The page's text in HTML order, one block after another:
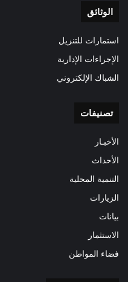
الوثائق
استمارات للتنزيل
الإجراءات الإدارية
الشباك الإلكتروني
تصنيفات
الأخبـار
الأحداث
التنمية المحلية
الزيارات
بيانات
الاستثمار
فضاء المواطن